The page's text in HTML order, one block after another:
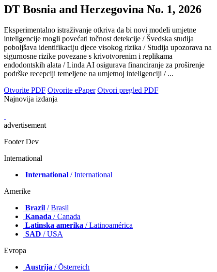
DT Bosnia and Herzegovina No. 1, 2026
Eksperimentalno istraživanje otkriva da bi novi modeli umjetne
inteligencije mogli povećati točnost detekcije / Švedska studija
poboljšava identifikaciju djece visokog rizika / Studija upozorava na
sigurnosne rizike povezane s krivotvorenim i replikama
endodontskih alata / Linda AI osigurava financiranje za proširenje
podrške recepciji temeljene na umjetnoj inteligenciji / ...
Otvorite PDF Otvorite ePaper Otvori pregled PDF
Najnovija izdanja
advertisement
Footer Dev
International
International / International
Amerike
Brazil / Brasil
Kanada / Canada
Latinska amerika / Latinoamérica
SAD / USA
Evropa
Austrija / Österreich